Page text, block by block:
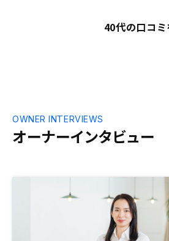
がいい(保険料支払いを見落として
40代の口コ
オーナーインタビュー
OWNER INTERVIEWS